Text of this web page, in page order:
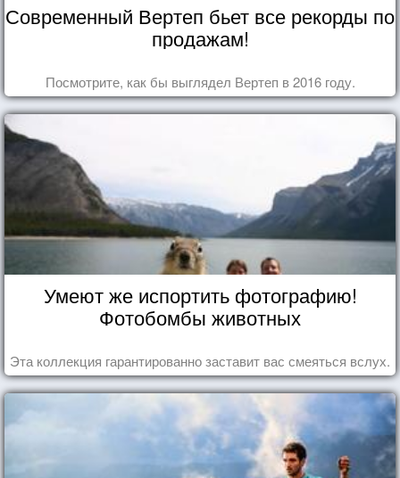
Современный Вертеп бьет все рекорды по
продажам!
Посмотрите, как бы выглядел Вертеп в 2016 году.
Умеют же испортить фотографию!
Фотобомбы животных
Эта коллекция гарантированно заставит вас смеяться вслух.